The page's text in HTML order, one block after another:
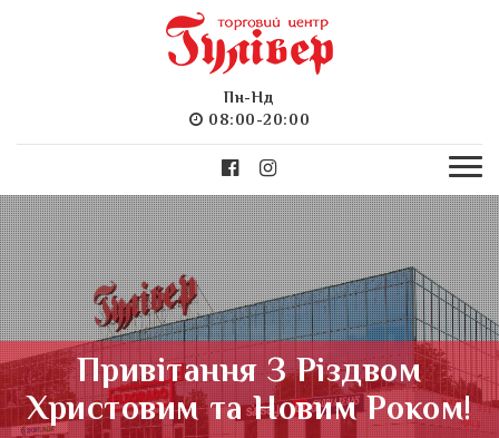
Пн-Нд
08:00-20:00
Привітання З Різдвом
Христовим та Новим Роком!